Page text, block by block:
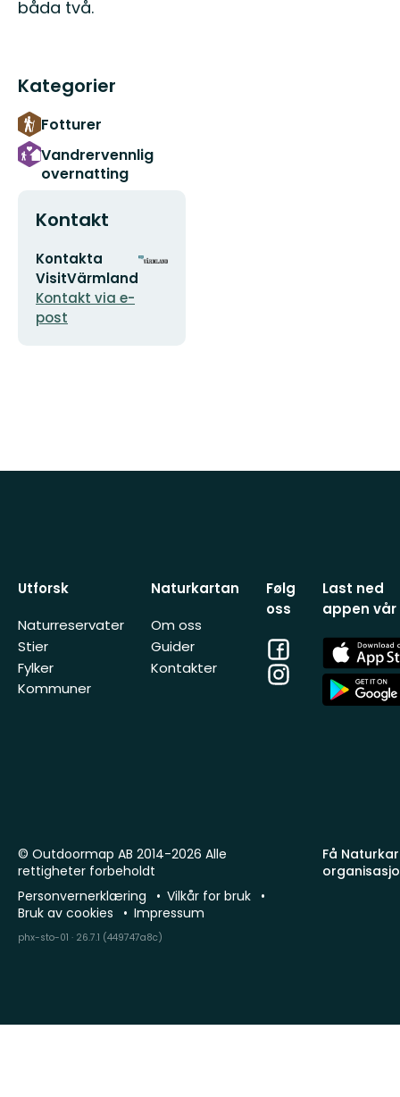
båda två.
Kategorier
Fotturer
Vandrervennlig
overnatting
Kontakt
E-
postadresse
Kontakta
VisitVärmland
Kontakt via e-
post
Organisasjonens
Utforsk
Naturreservater
Stier
Fylker
Kommuner
Naturkartan
Om oss
Guider
Kontakter
Følg
oss
Facebook
Instagram
Last ned
appen vår
App
Store
App
Store
Få
© Outdoormap AB 2014-2026 Alle
rettigheter forbeholdt
Personvernerklæring
Vilkår for bruk
Bruk av cookies
Impressum
phx-sto-01 · 26.7.1 (449747a8c)